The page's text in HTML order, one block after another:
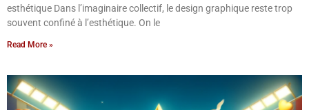
esthétique Dans l’imaginaire collectif, le design graphique reste trop
souvent confiné à l’esthétique. On le
Read More »